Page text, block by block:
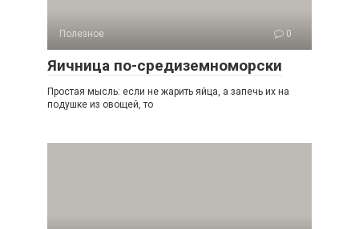
Полезное 0
Яичница по-средиземноморски
Простая мысль: если не жарить яйца, а запечь их на
подушке из овощей, то